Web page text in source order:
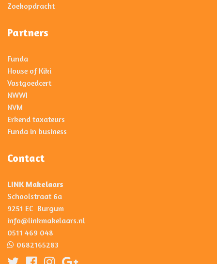
Zoekopdracht
Partners
Funda
House of Kiki
Vastgoedcert
NWWI
NVM
Erkend taxateurs
Funda in business
Contact
LINK Makelaars
Schoolstraat 6a
9251 EC Burgum
info@linkmakelaars.nl
0511 469 048
0682165283